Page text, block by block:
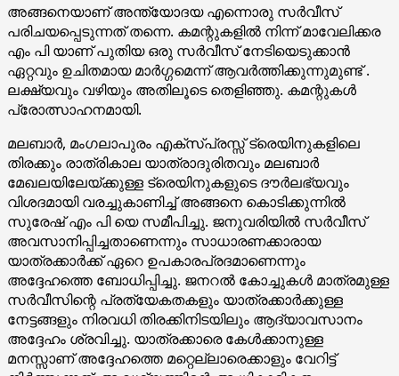
അങ്ങനെയാണ് അന്ത്യോദയ എന്നൊരു സർവീസ്
പരിചയപ്പെടുന്നത് തന്നെ. കമന്റുകളിൽ നിന്ന് മാവേലിക്കര
എം പി യാണ് പുതിയ ഒരു സർവീസ് നേടിയെടുക്കാൻ
ഏറ്റവും ഉചിതമായ മാർഗ്ഗമെന്ന് ആവർത്തിക്കുന്നുമുണ്ട് .
ലക്ഷ്യവും വഴിയും അതിലൂടെ തെളിഞ്ഞു. കമന്റുകൾ
പ്രോത്സാഹനമായി.
മലബാർ, മംഗലാപുരം എക്സ്പ്രസ്സ്‌ ട്രെയിനുകളിലെ
തിരക്കും രാത്രികാല യാത്രാദുരിതവും മലബാർ
മേഖലയിലേയ്ക്കുള്ള ട്രെയിനുകളുടെ ദൗർലഭ്യവും
വിശദമായി വരച്ചുകാണിച്ച് അങ്ങനെ കൊടിക്കുന്നിൽ
സുരേഷ് എം പി യെ സമീപിച്ചു. ജനുവരിയിൽ സർവീസ്
അവസാനിപ്പിച്ചതാണെന്നും സാധാരണക്കാരായ
യാത്രക്കാർക്ക് ഏറെ ഉപകാരപ്രദമാണെന്നും
അദ്ദേഹത്തെ ബോധിപ്പിച്ചു. ജനറൽ കോച്ചുകൾ മാത്രമുള്ള
സർവീസിന്റെ പ്രത്യേകതകളും യാത്രക്കാർക്കുള്ള
നേട്ടങ്ങളും നിരവധി തിരക്കിനിടയിലും ആദ്യാവസാനം
അദ്ദേഹം ശ്രവിച്ചു. യാത്രക്കാരെ കേൾക്കാനുള്ള
മനസ്സാണ് അദ്ദേഹത്തെ മറ്റെല്ലാരെക്കാളും വേറിട്ട്